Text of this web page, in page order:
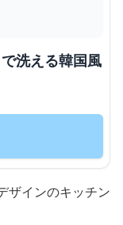
洗える韓国風
ザインのキッチン